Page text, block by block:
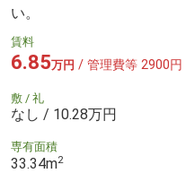
い。
賃料
6.85万円 / 管理費等 2900円
敷 / 礼
なし / 10.28万円
専有面積
33.34m2